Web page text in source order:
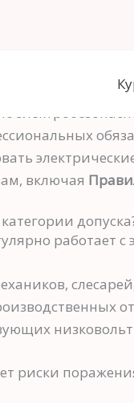
включая
работает
риски